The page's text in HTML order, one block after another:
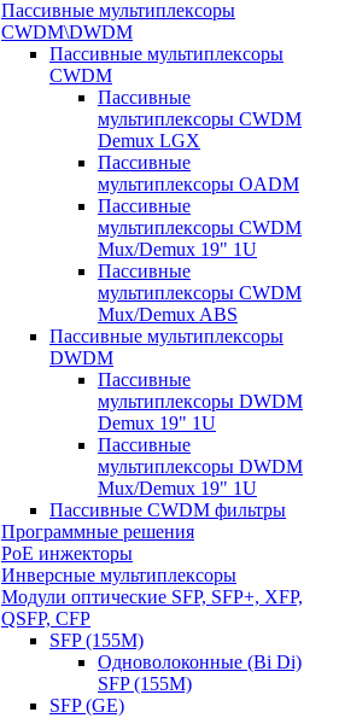
Пассивные мультиплексоры
CWDM\DWDM
Пассивные мультиплексоры
CWDM
Пассивные
мультиплексоры CWDM
Demux LGX
Пассивные
мультиплексоры OADM
Пассивные
мультиплексоры CWDM
Mux/Demux 19" 1U
Пассивные
мультиплексоры CWDM
Mux/Demux ABS
Пассивные мультиплексоры
DWDM
Пассивные
мультиплексоры DWDM
Demux 19" 1U
Пассивные
мультиплексоры DWDM
Mux/Demux 19" 1U
Пассивные CWDM фильтры
Программные решения
PoE инжекторы
Инверсные мультиплексоры
Модули оптические SFP, SFP+, XFP,
QSFP, CFP
SFP (155M)
Одноволоконные (Bi Di)
SFP (155M)
SFP (GE)